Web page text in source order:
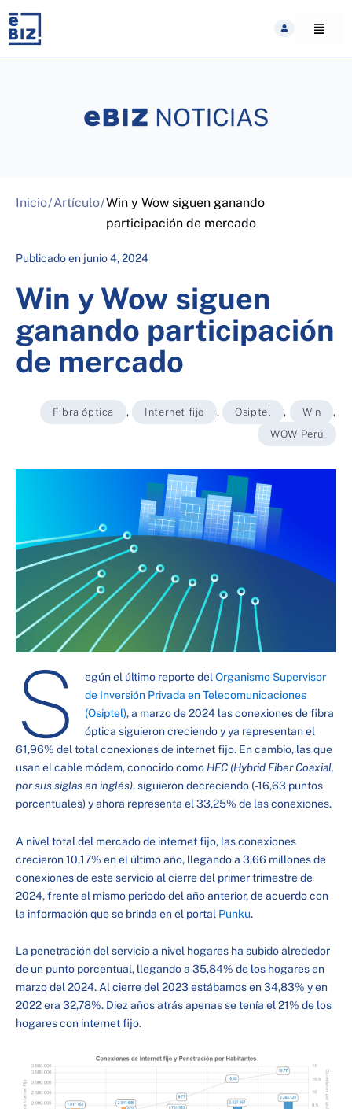
content
Inicio/Artículo/Win y Wow siguen ganando
participación de mercado
Publicado en junio 4, 2024
Win y Wow siguen
ganando participación
de mercado
Fibra óptica , Internet fijo , Osiptel , Win
,
WOW Perú
S egún el último reporte delOrganismo Supervisor
de Inversión Privada en Telecomunicaciones
(Osiptel), a marzo de 2024 las conexiones de fibra
óptica siguieron creciendo y ya representan el
61,96% del total conexiones de internet fijo. En cambio, las que
usan el cable módem, conocido comoHFC (Hybrid Fiber Coaxial,
por sus siglas en inglés), siguieron decreciendo (-16,63 puntos
porcentuales) y ahora representa el 33,25% de las conexiones.
A nivel total del mercado de internet fijo, las conexiones
crecieron 10,17% en el último año, llegando a 3,66 millones de
conexiones de este servicio al cierre del primer trimestre de
2024, frente al mismo periodo del año anterior, de acuerdo con
la información que se brinda en el portal Punku.
La penetración del servicio a nivel hogares ha subido alrededor
de un punto porcentual, llegando a 35,84% de los hogares en
marzo del 2024. Al cierre del 2023 estábamos en 34,83% y en
2022 era 32,78%. Diez años atrás apenas se tenía el 21% de los
hogares con internet fijo.